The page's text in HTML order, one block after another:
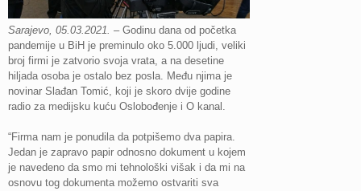
Sarajevo, 05.03.2021. – Godinu dana od početka
pandemije u BiH je preminulo oko 5.000 ljudi, veliki
broj firmi je zatvorio svoja vrata, a na desetine
hiljada osoba je ostalo bez posla. Među njima je
novinar Slađan Tomić, koji je skoro dvije godine
radio za medijsku kuću Oslobođenje i O kanal.
“Firma nam je ponudila da potpišemo dva papira.
Jedan je zapravo papir odnosno dokument u kojem
je navedeno da smo mi tehnološki višak i da mi na
osnovu tog dokumenta možemo ostvariti sva